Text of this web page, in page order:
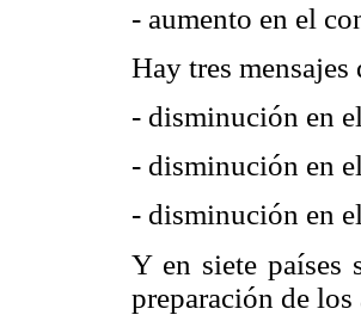
- aumento en el
Hay tres mensajes
- disminución en
- disminución en
- disminución en
Y en siete países
preparación de